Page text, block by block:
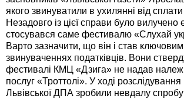
якого звинуватили в ухилянні від сплати
Незадовго із цієї справи було вилучено
стосувався саме фестивалю «Слухай
Варто зазначити, що він і став
звинуваченнях податківців. Вони
фестивалі КМЦ «Дзига» не надав
послуг «Троттолі». У ході
Львівської ДПА зробили невдалу